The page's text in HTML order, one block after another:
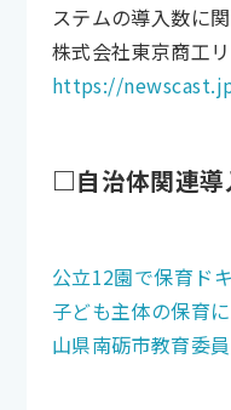
ステムの導入数に
株式会社東京商工
https://
□自治体関連導
公立12園で保育ド
子ども主体の保育
山県南砺市教育委